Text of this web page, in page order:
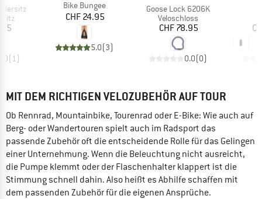
( 1)
Artikel
Bike Bungee
Preis
CHF 24.95
5.0(3)
Artikel
Goose Lock 6206K
Produktgruppe
Veloschloss
Preis
CHF 78.95
0.0(0)
MIT DEM RICHTIGEN VELOZUBEHÖR AUF TOUR
Ob Rennrad, Mountainbike, Tourenrad oder E-Bike: Wie auch auf
Berg- oder Wandertouren spielt auch im Radsport das
passende Zubehör oft die entscheidende Rolle für das Gelingen
einer Unternehmung. Wenn die Beleuchtung nicht ausreicht,
die Pumpe klemmt oder der Flaschenhalter klappert ist die
Stimmung schnell dahin. Also heißt es Abhilfe schaffen mit
dem passenden Zubehör für die eigenen Ansprüche.